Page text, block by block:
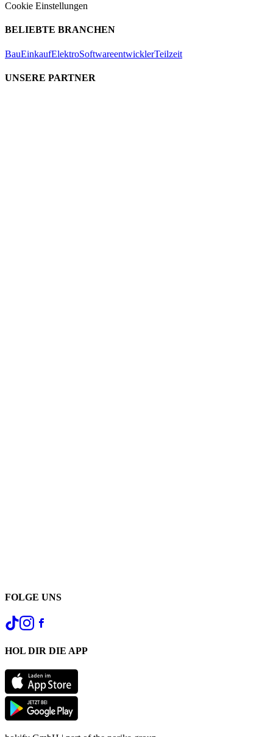
Cookie Einstellungen
BELIEBTE BRANCHEN
BauEinkaufElektroSoftwareentwicklerTeilzeit
UNSERE PARTNER
FOLGE UNS
HOL DIR DIE APP